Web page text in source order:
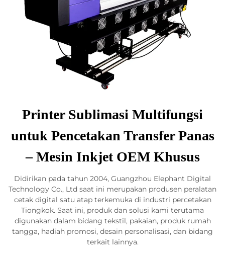
Printer Sublimasi Multifungsi
untuk Pencetakan Transfer Panas
– Mesin Inkjet OEM Khusus
Didirikan pada tahun 2004, Guangzhou Elephant Digital
Technology Co., Ltd saat ini merupakan produsen peralatan
cetak digital satu atap terkemuka di industri percetakan
Tiongkok. Saat ini, produk dan solusi kami terutama
digunakan dalam bidang tekstil, pakaian, produk rumah
tangga, hadiah promosi, desain personalisasi, dan bidang
terkait lainnya.